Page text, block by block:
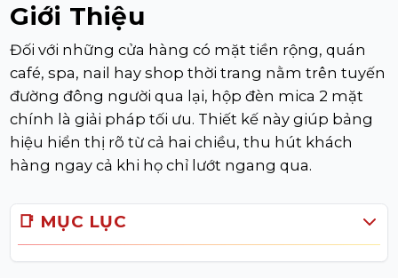
Giới Thiệu
Đối với những cửa hàng có mặt tiền rộng, quán
café, spa, nail hay shop thời trang nằm trên tuyến
đường đông người qua lại, hộp đèn mica 2 mặt
chính là giải pháp tối ưu. Thiết kế này giúp bảng
hiệu hiển thị rõ từ cả hai chiều, thu hút khách
hàng ngay cả khi họ chỉ lướt ngang qua.
📑 MỤC LỤC